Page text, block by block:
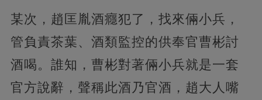
某次，趙匡胤酒癮犯了，找來倆小兵，
管負責茶葉、酒類監控的供奉官曹彬討
酒喝。誰知，曹彬對著倆小兵就是一套
官方說辭，聲稱此酒乃官酒，趙大人嘴